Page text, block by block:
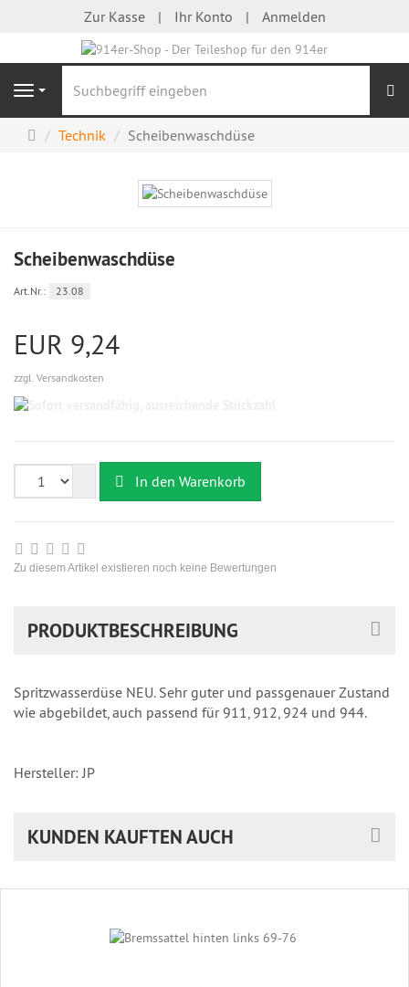
Zur Kasse Ihr Konto Anmelden
Navigation
Startseite
Technik Scheibenwaschdüse
Scheibenwaschdüse
Art.Nr.: 23.08
EUR 9,24
zzgl. Versandkosten
In den Warenkorb
Zu diesem Artikel existieren noch keine Bewertungen
PRODUKTBESCHREIBUNG
Spritzwasserdüse NEU. Sehr guter und passgenauer Zustand
wie abgebildet, auch passend für 911, 912, 924 und 944.
Hersteller: JP
KUNDEN KAUFTEN AUCH